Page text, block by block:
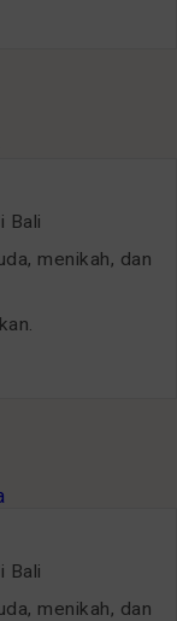
Bali
menikah, dan
Bali
menikah, dan